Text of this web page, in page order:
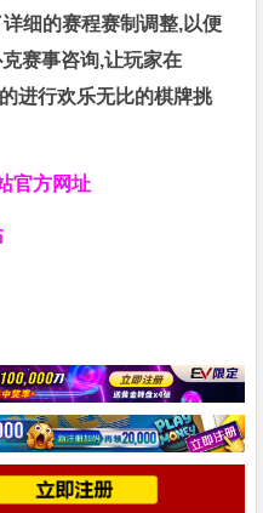
细的赛程赛制调整,以便
赛事咨询,让玩家在
进行欢乐无比的棋牌挑
官方网址